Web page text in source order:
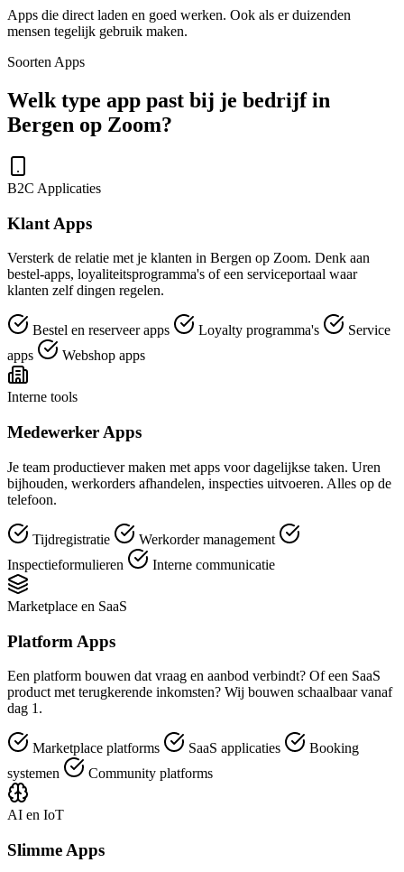
Apps die direct laden en goed werken. Ook als er duizenden
mensen tegelijk gebruik maken.
Soorten Apps
Welk type app past bij je bedrijf in
Bergen op Zoom?
B2C Applicaties
Klant Apps
Versterk de relatie met je klanten in Bergen op Zoom. Denk aan
bestel-apps, loyaliteitsprogramma's of een serviceportaal waar
klanten zelf dingen regelen.
Bestel en reserveer apps Loyalty programma's
Service
apps
Webshop apps
Interne tools
Medewerker Apps
Je team productiever maken met apps voor dagelijkse taken. Uren
bijhouden, werkorders afhandelen, inspecties uitvoeren. Alles op de
telefoon.
Tijdregistratie
Werkorder management
Inspectieformulieren
Interne communicatie
Marketplace en SaaS
Platform Apps
Een platform bouwen dat vraag en aanbod verbindt? Of een SaaS
product met terugkerende inkomsten? Wij bouwen schaalbaar vanaf
dag 1.
Marketplace platforms SaaS applicaties
Booking
systemen
Community platforms
AI en IoT
Slimme Apps